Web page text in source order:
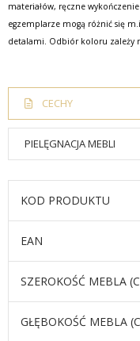
materiałów, ręczne
egzemplarze mogą różnić się
detalami. Odbiór koloru zależy
CECHY
PIELĘGNACJA MEBLI
KOD PRODUKTU
EAN
SZEROKOŚĆ MEBLA
GŁĘBOKOŚĆ MEBLA